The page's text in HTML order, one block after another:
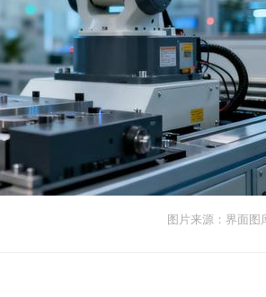
图片来源：界面图